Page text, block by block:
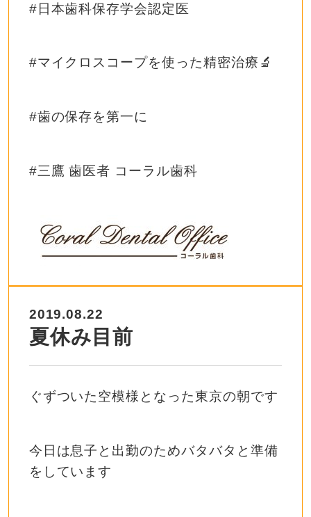
#日本歯科保存学会認定医
#マイクロスコープを使った精密治療🔬
#歯の保存を第一に
#三鷹 歯医者 コーラル歯科
2019.08.22
夏休み目前
ぐずついた空模様となった東京の朝です
今日は息子と出勤のためバタバタと準備
をしています